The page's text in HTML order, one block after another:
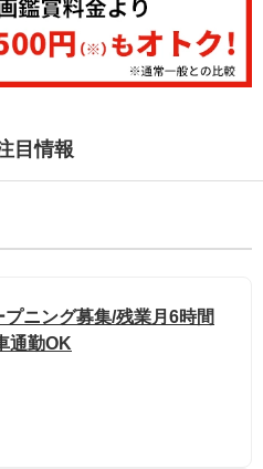
目情報
ニング募集/残業月6時間
通勤OK